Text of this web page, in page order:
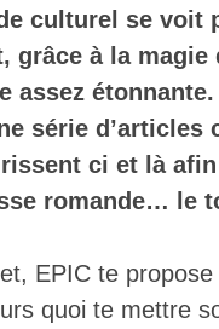
culturel se voit
grâce à la
assez
série
ci et là
romande… le
EPIC te
quoi te mettre